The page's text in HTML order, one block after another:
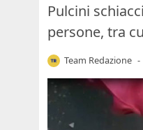
Pulcini
persone, tra
Team Redazione -